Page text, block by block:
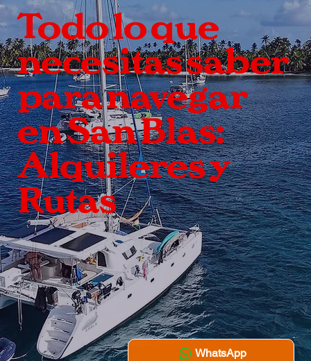
Todo lo que
necesitas saber
para navegar
en San Blas:
Alquileres y
Rutas
WhatsApp